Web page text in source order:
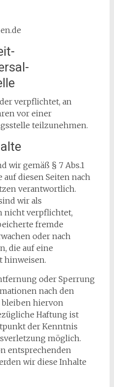
verpflichtet, an
vor einer
teilzunehmen.
wir gemäß § 7 Abs.1
diesen Seiten nach
verantwortlich.
wir als
nicht verpflichtet,
fremde
oder nach
die auf eine
hinweisen.
oder Sperrung
nach den
bleiben hiervon
Haftung ist
der Kenntnis
möglich.
entsprechenden
wir diese Inhalte